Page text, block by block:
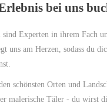
bei uns
sind Experten in ihrem Fach
uns am Herzen, sodass du
schönsten Orten und
malerische Täler - du wirst